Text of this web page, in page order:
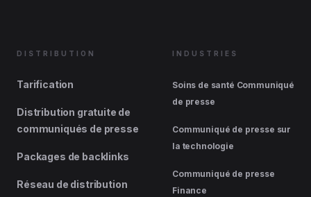
DISTRIBUTION
Tarification
Distribution gratuite de
communiqués de presse
Packages de backlinks
Réseau de distribution
INDUSTRIES
Soins de santé Communiqué
de presse
Communiqué de presse sur
la technologie
Communiqué de presse
Finance